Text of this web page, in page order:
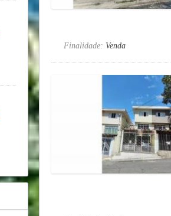
Finalidade: Venda